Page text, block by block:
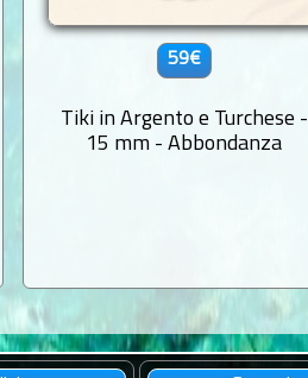
59€
Tiki in Argento e Turchese -
15 mm - Abbondanza